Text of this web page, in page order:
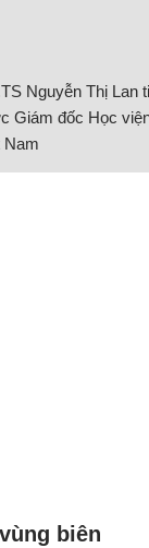
Nguyễn Thị Lan
Giám đốc Học
Nam
biên